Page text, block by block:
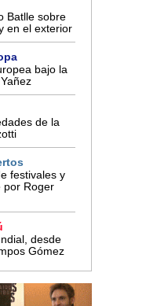
Batlle sobre
en el exterior
bajo la
de la
festivales y
por Roger
desde
Gómez